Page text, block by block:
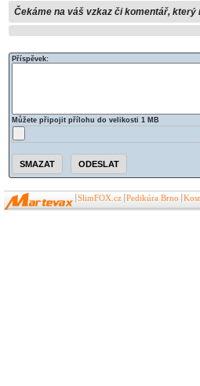
Čekáme na váš vzkaz či komentář, který
Příspěvek:
Můžete připojit přílohu do velikosti 1 MB
SlimFOX.cz Pedikúra Brno